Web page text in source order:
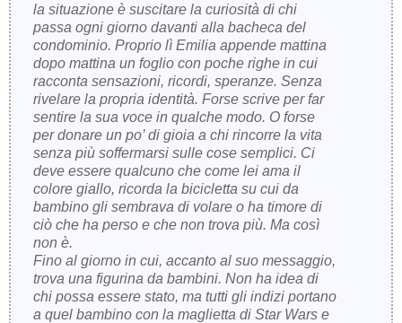
la situazione è suscitare la curiosità di chi
passa ogni giorno davanti alla bacheca del
condomi­nio. Proprio lì Emilia appende mattina
dopo mattina un foglio con poche righe in cui
raccon­ta sensazioni, ricordi, speranze. Senza
rivelare la propria identità. Forse scrive per far
sentire la sua voce in qualche modo. O forse
per donare un po’ di gioia a chi rincorre la vita
senza più sof­fermarsi sulle cose semplici. Ci
deve essere qual­cuno che come lei ama il
colore giallo, ricorda la bicicletta su cui da
bambino gli sembrava di volare o ha timore di
ciò che ha perso e che non trova più. Ma così
non è.
Fino al giorno in cui, accanto al suo messaggio,
trova una figurina da bambini. Non ha idea di
chi possa essere stato, ma tutti gli indizi porta­no
a quel bambino con la maglietta di Star Wars e